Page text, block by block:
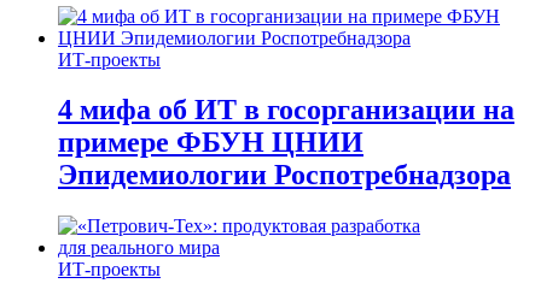
ИТ-проекты
4 мифа об ИТ в госорганизации на
примере ФБУН ЦНИИ
Эпидемиологии Роспотребнадзора
ИТ-проекты